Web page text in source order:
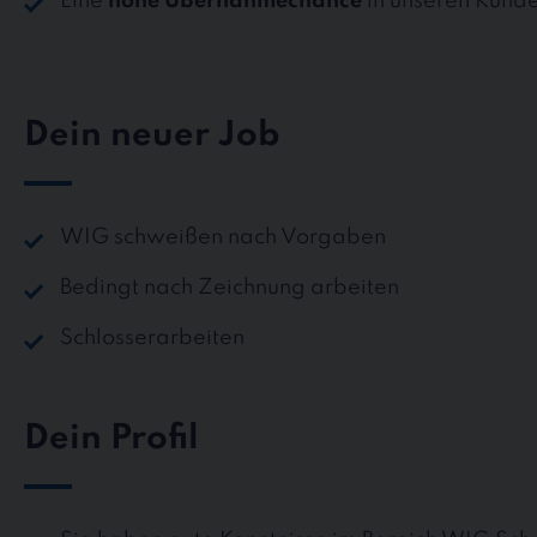
Dein neuer Job
WIG schweißen nach Vorgaben
Bedingt nach Zeichnung arbeiten
Schlosserarbeiten
Dein Profil